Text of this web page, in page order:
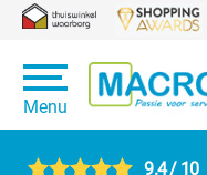
Menu
9.4 / 10